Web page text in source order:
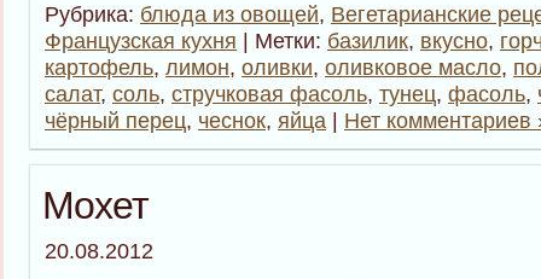
Рубрика: блюда из овощей, Вегетарианские
Французская кухня | Метки: базилик, вкусно,
картофель, лимон, оливки, оливковое масло,
салат, соль, стручковая фасоль, тунец, фасоль,
чёрный перец, чеснок, яйца | Нет комментариев
Мохет
20.08.2012